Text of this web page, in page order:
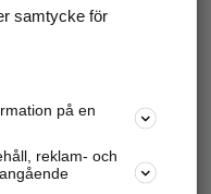
mm.
samtycke för
på en
reklam- och